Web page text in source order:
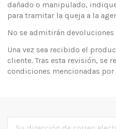
dañado o manipulado,
para tramitar la queja a la
No se admitirán
Una vez sea recibido el
cliente. Tras esta revisión, se
condiciones mencionadas